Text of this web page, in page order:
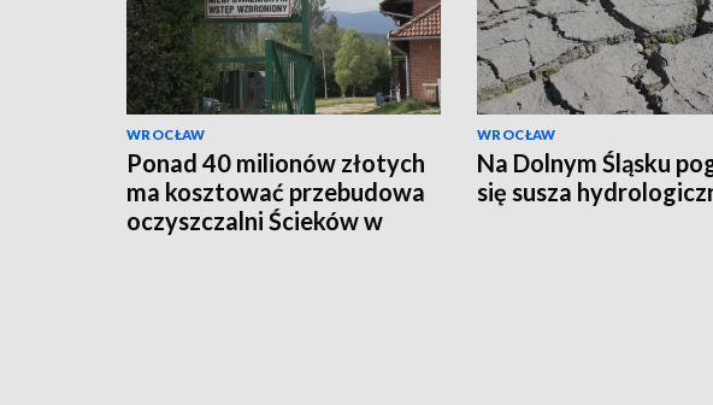
WROCŁAW
Ponad 40 milionów złotych
ma kosztować przebudowa
oczyszczalni Ścieków w
WROCŁAW
Na Dolnym Śląsku
się susza